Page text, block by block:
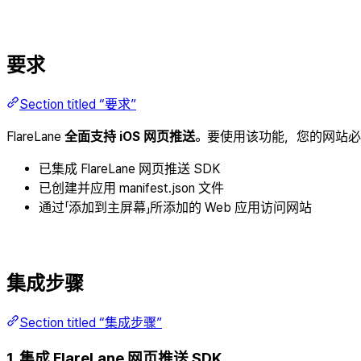
要求
Section titled “要求”
FlareLane 全面支持 iOS 网页推送。要使用该功能，您的网站
已集成 FlareLane 网页推送 SDK
已创建并应用 manifest.json 文件
通过「添加到主屏幕」所添加的 Web 应用访问网站
集成步骤
Section titled “集成步骤”